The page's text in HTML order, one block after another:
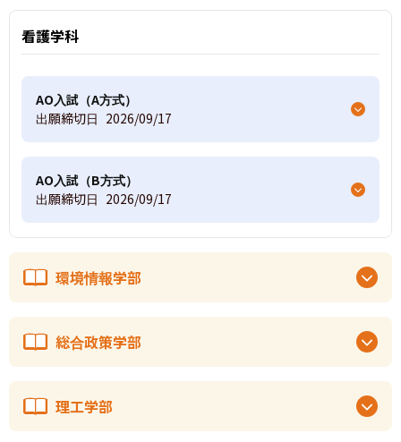
看護学科
AO入試（A方式）
出願締切日 2026/09/17
AO入試（B方式）
出願締切日 2026/09/17
環境情報学部
総合政策学部
理工学部